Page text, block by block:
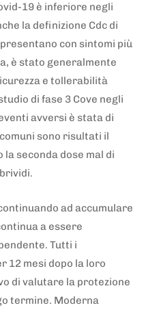
19 è inferiore negli
la definizione Cdc di
con sintomi più
è stato generalmente
e tollerabilità
di fase 3 Cove negli
avversi è stata di
sono risultati il
la seconda dose mal di
ad accumulare
a essere
Tutti i
12 mesi dopo la loro
di valutare la protezione
termine. Moderna